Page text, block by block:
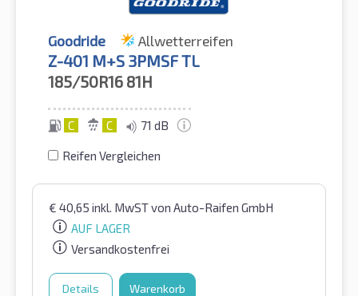
Goodride Allwetterreifen
Z-401 M+S 3PMSF TL
185/50R16 81H
C C 71 dB
Reifen Vergleichen
€ 40,65 inkl. MwSTvon Auto-Raifen GmbH
AUF LAGER
Versandkostenfrei
Details Warenkorb